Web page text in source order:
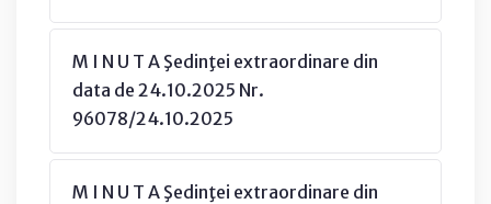
M I N U T A Şedinţei extraordinare din
data de 24.10.2025 Nr.
96078/24.10.2025
M I N U T A Şedinţei extraordinare din